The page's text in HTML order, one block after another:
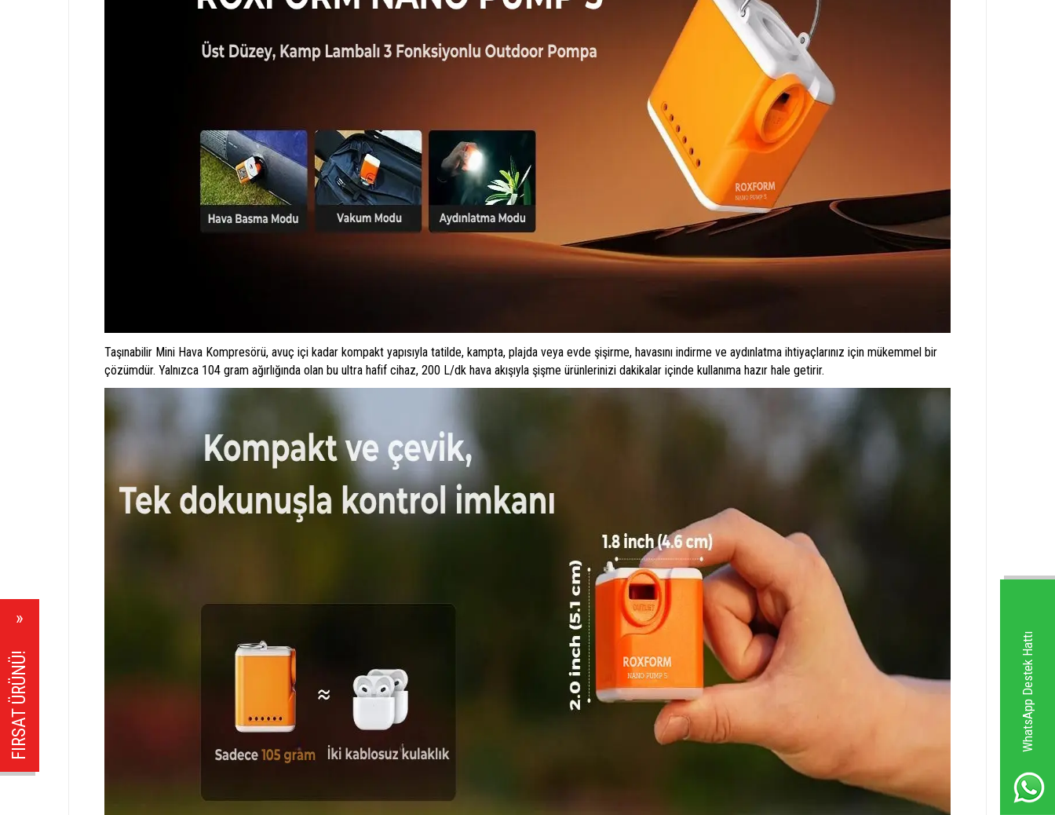
WhatsApp Destek Hattı
FIRSAT ÜRÜNÜ!
Taşınabilir Mini Hava Kompresörü, avuç içi kadar kompakt yapısıyla tatilde, kampta, plajda veya evde şişirme, havasını indirme ve aydınlatma ihtiyaçlarınız için mükemmel bir
çözümdür. Yalnızca 104 gram ağırlığında olan bu ultra hafif cihaz, 200 L/dk hava akışıyla şişme ürünlerinizi dakikalar içinde kullanıma hazır hale getirir.